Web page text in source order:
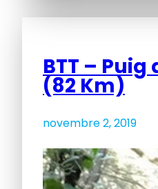
BTT – Puig
(82 Km)
novembre 2, 2019